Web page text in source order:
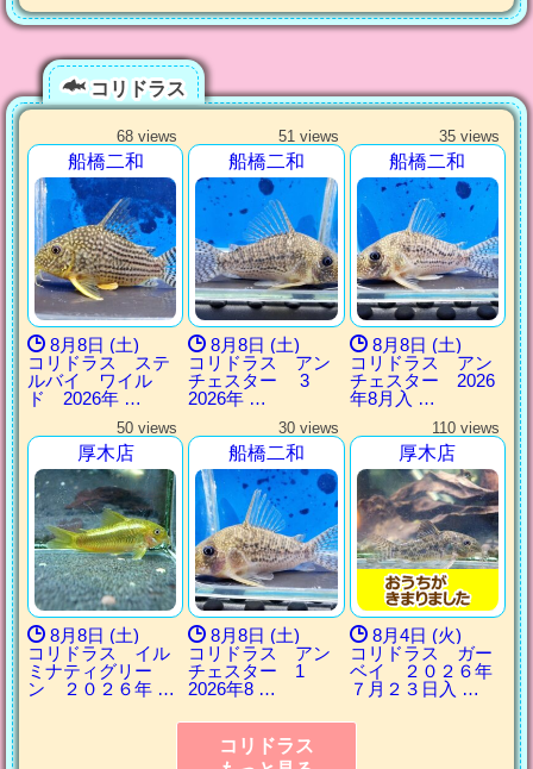
コリドラス
68 views
船橋二和
8月8日 (土)
コリドラス ステ
ルバイ ワイル
ド 2026年 …
51 views
船橋二和
8月8日 (土)
コリドラス アン
チェスター 3
2026年 …
35 views
船橋二和
8月8日 (土)
コリドラス アン
チェスター 2026
年8月入 …
50 views
厚木店
8月8日 (土)
コリドラス イル
ミナティグリー
ン ２０２６年 …
30 views
船橋二和
8月8日 (土)
コリドラス アン
チェスター 1
2026年8 …
110 views
厚木店
8月4日 (火)
コリドラス ガー
ベイ ２０２６年
７月２３日入 …
コリドラス